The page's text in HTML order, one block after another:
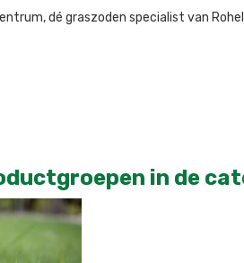
dé graszoden specialist van
in de